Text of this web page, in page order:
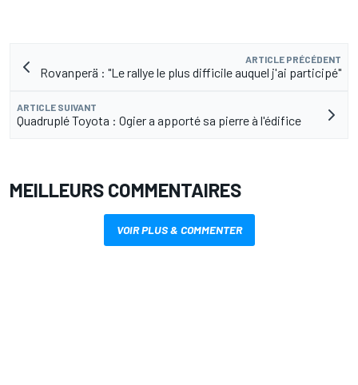
ARTICLE PRÉCÉDENT
Rovanperä : "Le rallye le plus difficile auquel j'ai participé"
ARTICLE SUIVANT
Quadruplé Toyota : Ogier a apporté sa pierre à l'édifice
MEILLEURS COMMENTAIRES
VOIR PLUS & COMMENTER